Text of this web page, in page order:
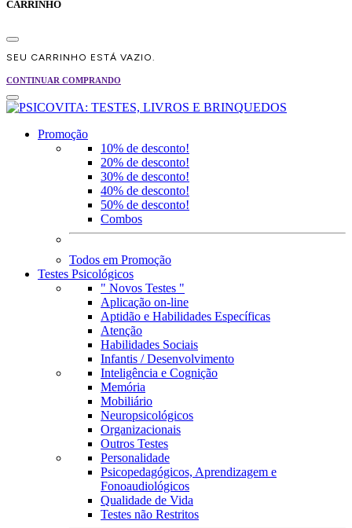
CARRINHO
SEU CARRINHO ESTÁ VAZIO.
CONTINUAR COMPRANDO
Promoção
10% de desconto!
20% de desconto!
30% de desconto!
40% de desconto!
50% de desconto!
Combos
Todos em Promoção
Testes Psicológicos
" Novos Testes "
Aplicação on-line
Aptidão e Habilidades Específicas
Atenção
Habilidades Sociais
Infantis / Desenvolvimento
Inteligência e Cognição
Memória
Mobiliário
Neuropsicológicos
Organizacionais
Outros Testes
Personalidade
Psicopedagógicos, Aprendizagem e
Fonoaudiológicos
Qualidade de Vida
Testes não Restritos